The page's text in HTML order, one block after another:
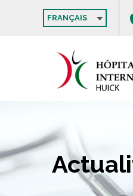
FRANÇAIS